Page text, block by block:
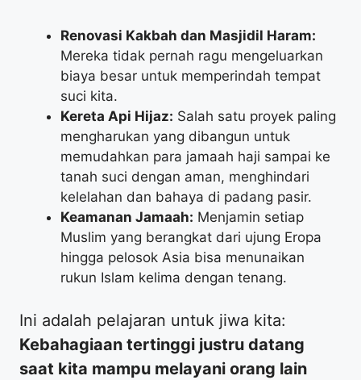
Renovasi Kakbah dan Masjidil Haram:
Mereka tidak pernah ragu mengeluarkan
biaya besar untuk memperindah tempat
suci kita.
Kereta Api Hijaz: Salah satu proyek paling
mengharukan yang dibangun untuk
memudahkan para jamaah haji sampai ke
tanah suci dengan aman, menghindari
kelelahan dan bahaya di padang pasir.
Keamanan Jamaah: Menjamin setiap
Muslim yang berangkat dari ujung Eropa
hingga pelosok Asia bisa menunaikan
rukun Islam kelima dengan tenang.
​Ini adalah pelajaran untuk jiwa kita:
Kebahagiaan tertinggi justru datang
saat kita mampu melayani orang lain